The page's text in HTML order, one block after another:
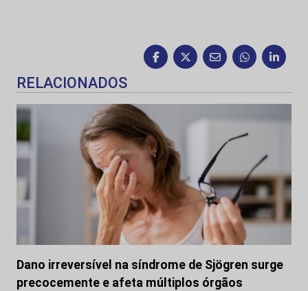
RELACIONADOS
Dano irreversível na síndrome de Sjögren surge
precocemente e afeta múltiplos órgãos